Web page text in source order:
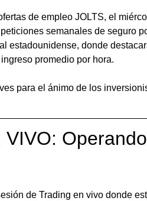
de empleo JOLTS, el
semanales de seguro
estadounidense, donde
promedio por hora.
para el ánimo de los
VIVO:
de Trading en vivo donde